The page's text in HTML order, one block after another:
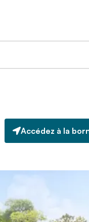
Accédez à la